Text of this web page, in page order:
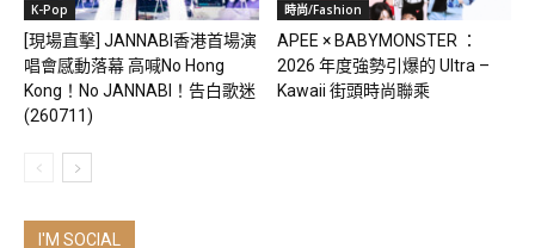
K-Pop
[現場直擊] JANNABI香港首場演
唱會感動落幕 高喊No Hong
Kong！No JANNABI！告白歌迷
(260711)
時尚/Fashion
APEE × BABYMONSTER ：
2026 年度強勢引爆的 Ultra –
Kawaii 街頭時尚聯乘
I'M SOCIAL